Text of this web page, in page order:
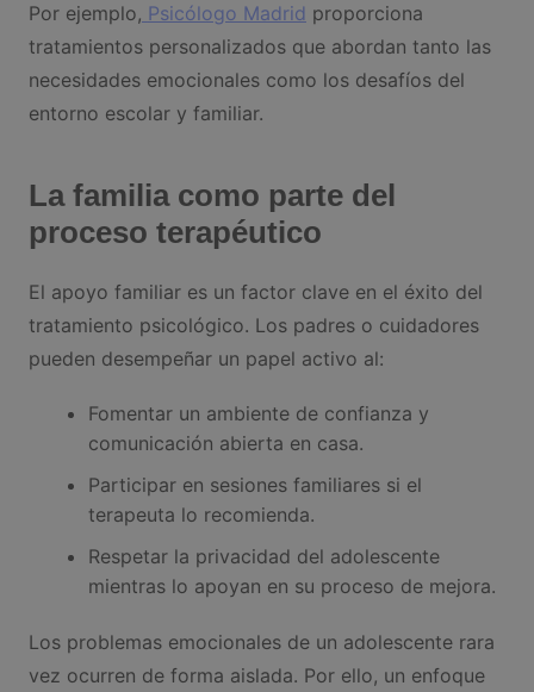
Por ejemplo, Psicólogo Madrid proporciona
tratamientos personalizados que abordan tanto las
necesidades emocionales como los desafíos del
entorno escolar y familiar.
La familia como parte del
proceso terapéutico
El apoyo familiar es un factor clave en el éxito del
tratamiento psicológico. Los padres o cuidadores
pueden desempeñar un papel activo al:
Fomentar un ambiente de confianza y
comunicación abierta en casa.
Participar en sesiones familiares si el
terapeuta lo recomienda.
Respetar la privacidad del adolescente
mientras lo apoyan en su proceso de mejora.
Los problemas emocionales de un adolescente rara
vez ocurren de forma aislada. Por ello, un enfoque